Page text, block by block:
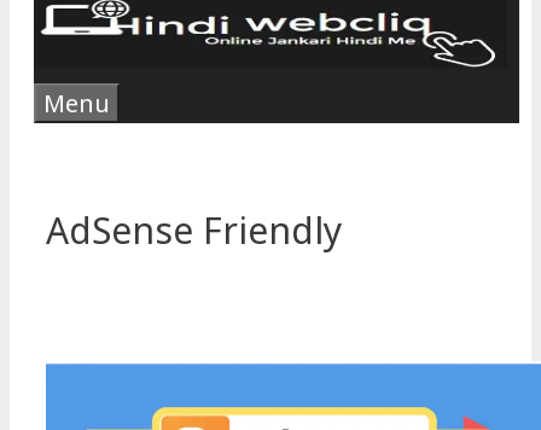
Menu
AdSense Friendly